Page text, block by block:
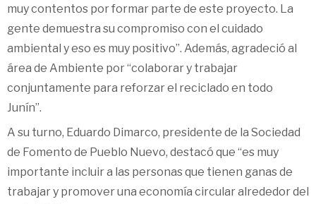
muy contentos por formar parte de este proyecto. La
gente demuestra su compromiso con el cuidado
ambiental y eso es muy positivo”. Además, agradeció al
área de Ambiente por “colaborar y trabajar
conjuntamente para reforzar el reciclado en todo
Junín”.
A su turno, Eduardo Dimarco, presidente de la Sociedad
de Fomento de Pueblo Nuevo, destacó que “es muy
importante incluir a las personas que tienen ganas de
trabajar y promover una economía circular alrededor del